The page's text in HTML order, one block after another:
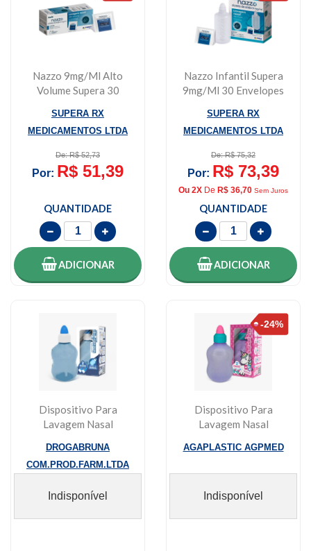
Nazzo 9mg/ml Alto
Volume Supera 30
SUPERA RX
MEDICAMENTOS LTDA
De: R$ 52,73
Por: R$ 51,39
QUANTIDADE
ADICIONAR
Nazzo Infantil Supera
9mg/ml 30 Envelopes
SUPERA RX
MEDICAMENTOS LTDA
De: R$ 75,32
Por: R$ 73,39
Ou 2X De R$ 36,70 Sem Juros
QUANTIDADE
ADICIONAR
Dispositivo Para
Lavagem Nasal
240ml
DROGABRUNA
COM.PROD.FARM.LTDA
Indisponível
Dispositivo Para
Lavagem Nasal
Agpmed 240m...
AGAPLASTIC AGPMED
Indisponível